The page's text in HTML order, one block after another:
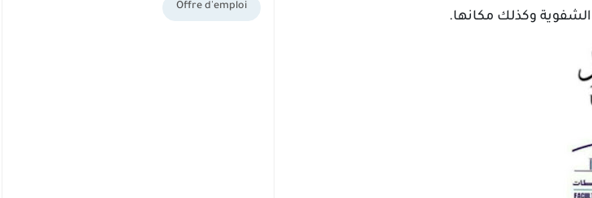
الشفوية وكذلك مكانها.
Offre d'emploi